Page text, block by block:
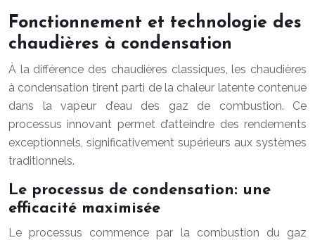
Fonctionnement et technologie des
chaudières à condensation
À la différence des chaudières classiques, les chaudières
à condensation tirent parti de la chaleur latente contenue
dans la vapeur d’eau des gaz de combustion. Ce
processus innovant permet d’atteindre des rendements
exceptionnels, significativement supérieurs aux systèmes
traditionnels.
Le processus de condensation: une
efficacité maximisée
Le processus commence par la combustion du gaz